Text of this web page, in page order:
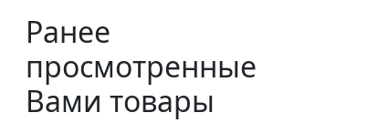
Ранее
просмотренные
Вами товары